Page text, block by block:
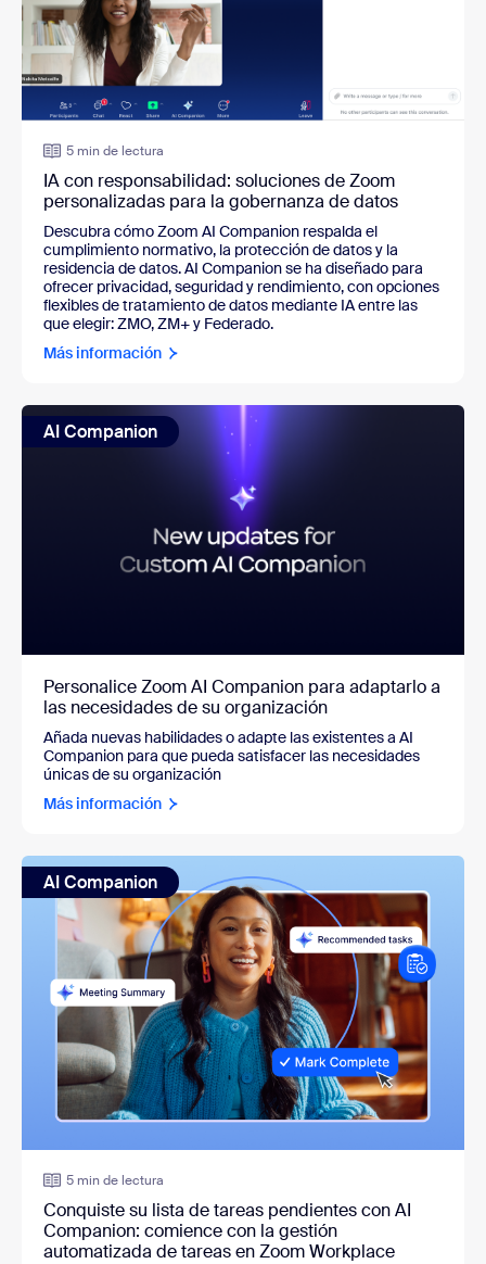
5 min de lectura
IA con responsabilidad: soluciones de Zoom
personalizadas para la gobernanza de datos
Descubra cómo Zoom AI Companion respalda el
cumplimiento normativo, la protección de datos y la
residencia de datos. AI Companion se ha diseñado para
ofrecer privacidad, seguridad y rendimiento, con opciones
flexibles de tratamiento de datos mediante IA entre las
que elegir: ZMO, ZM+ y Federado.
Más información
AI Companion
Personalice Zoom AI Companion para adaptarlo a
las necesidades de su organización
Añada nuevas habilidades o adapte las existentes a AI
Companion para que pueda satisfacer las necesidades
únicas de su organización
Más información
AI Companion
5 min de lectura
Conquiste su lista de tareas pendientes con AI
Companion: comience con la gestión
automatizada de tareas en Zoom Workplace